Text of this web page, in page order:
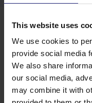
This website uses
We use cookies to
provide social media
We also share
our social media,
may combine it with
Etten-Leur
SNEL ONDERWEG
Vervoer nodig in